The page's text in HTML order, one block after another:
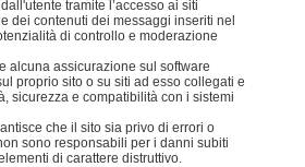
tramite l’accesso ai siti
dei contenuti dei messaggi inseriti nel
di controllo e moderazione
alcuna assicurazione sul software
proprio sito o su siti ad esso collegati e
sicurezza e compatibilità con i sistemi
che il sito sia privo di errori o
sono responsabili per i danni subiti
di carattere distruttivo.